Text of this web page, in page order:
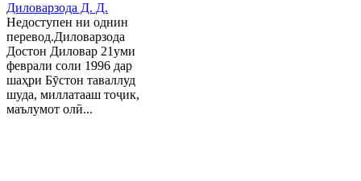
Диловарзода Д. Д.
Недоступен ни однин
перевод.Диловарзода
Достон Диловар 21уми
феврали соли 1996 дар
шаҳри Бӯстон таваллуд
шуда, миллатааш тоҷик,
маълумот олӣ...